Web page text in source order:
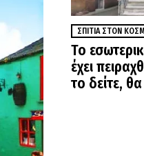
ΣΠΊΤΙΑ ΣΤΟΝ
Το
έχει
το δείτε,